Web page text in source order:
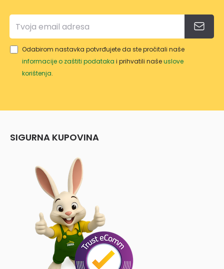
Odabirom nastavka potvrđujete da ste pročitali naše
informacije o zaštiti podataka i prihvatili našeuslove
korištenja.
SIGURNA KUPOVINA